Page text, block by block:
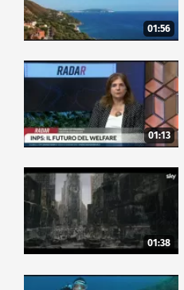
01:56
01:13
01:38